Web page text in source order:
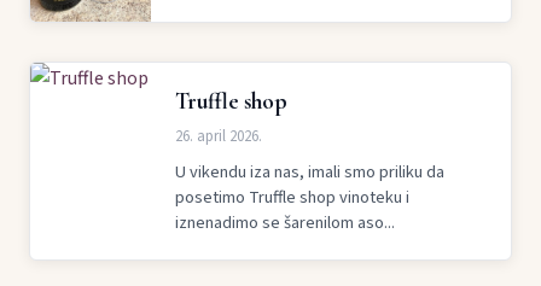
Truffle shop
26. april 2026.
U vikendu iza nas, imali smo priliku da
posetimo Truffle shop vinoteku i
iznenadimo se šarenilom aso...